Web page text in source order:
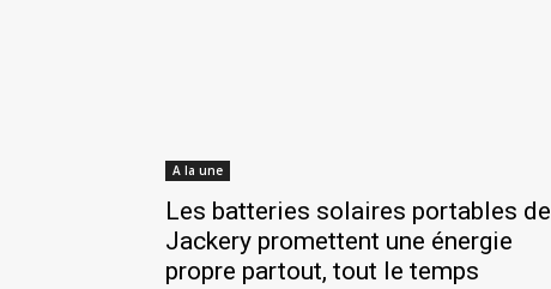
A la une
Les batteries solaires portables de
Jackery promettent une énergie
propre partout, tout le temps